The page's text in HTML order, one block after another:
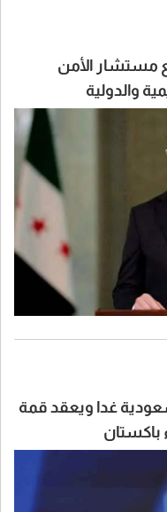
مستشار الأمن
والدولية
غدا ويعقد قمة
باكستان